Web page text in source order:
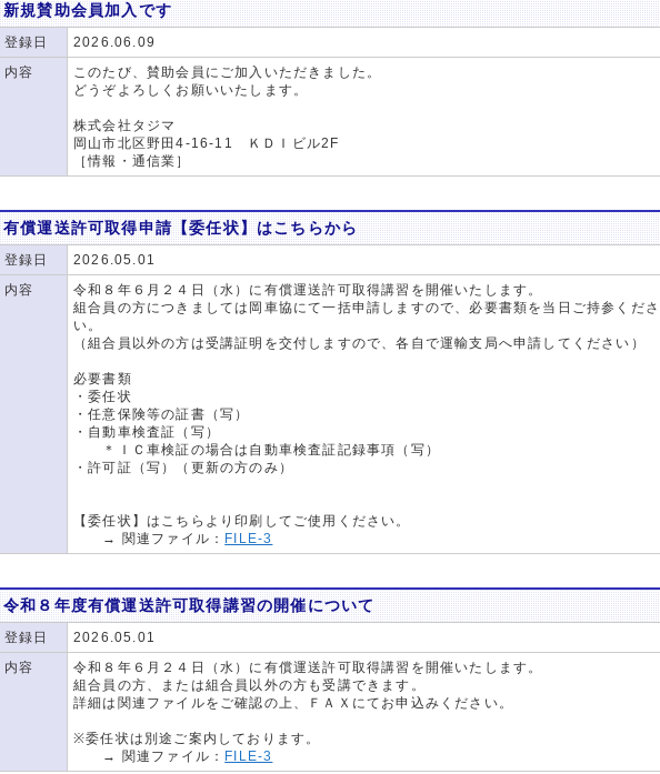
新規賛助会員加入です
登録日
2026.06.09
内容
このたび、賛助会員にご加入いただきました。
どうぞよろしくお願いいたします。
株式会社タジマ
岡山市北区野田4-16-11 ＫＤＩビル2F
［情報・通信業］
有償運送許可取得申請【委任状】はこちらから
登録日
2026.05.01
内容
令和８年６月２４日（水）に有償運送許可取得講習を開催いたします。
組合員の方につきましては岡車協にて一括申請しますので、必要書類を当日ご持参くださ
い。
（組合員以外の方は受講証明を交付しますので、各自で運輸支局へ申請してください）
必要書類
・委任状
・任意保険等の証書（写）
・自動車検査証（写）
＊ＩＣ車検証の場合は自動車検査証記録事項（写）
・許可証（写）（更新の方のみ）
【委任状】はこちらより印刷してご使用ください。
→ 関連ファイル： FILE-3
令和８年度有償運送許可取得講習の開催について
登録日
2026.05.01
内容
令和８年６月２４日（水）に有償運送許可取得講習を開催いたします。
組合員の方、または組合員以外の方も受講できます。
詳細は関連ファイルをご確認の上、ＦＡＸにてお申込みください。
※委任状は別途ご案内しております。
→ 関連ファイル： FILE-3